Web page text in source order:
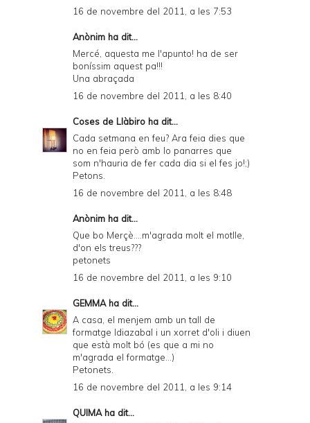
16 de novembre del 2011, a les 7:53
Anònim ha dit...
Mercé, aquesta me l'apunto! ha de ser
boníssim aquest pa!!!
Una abraçada
16 de novembre del 2011, a les 8:40
Coses de Llàbiro ha dit...
Cada setmana en feu? Ara feia dies que
no en feia però amb lo panarres que
som n'hauria de fer cada dia si el fes jo!;)
Petons.
16 de novembre del 2011, a les 8:48
Anònim ha dit...
Que bo Merçè....m'agrada molt el motlle,
d'on els treus???
petonets
16 de novembre del 2011, a les 9:10
GEMMAha dit...
A casa, el menjem amb un tall de
formatge Idiazabal i un xorret d'oli i diuen
que està molt bó (es que a mi no
m'agrada el formatge...)
Petonets.
16 de novembre del 2011, a les 9:14
QUIMAha dit...